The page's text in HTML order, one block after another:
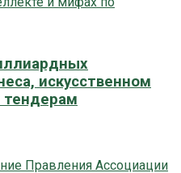
искусственном
тендерам